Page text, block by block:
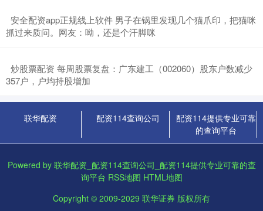
​安全配资app正规线上软件 男子在锅里发现几个猫爪印，把猫咪
抓过来质问。网友：呦，还是个汗脚咪
​炒股票配资 每周股票复盘：广东建工（002060）股东户数减少
357户，户均持股增加
联华配资 配资114查询公司
配资114提供专业可靠
的查询平台
Powered by 联华配资_配资114查询公司_配资114提供专业可靠的查
询平台 RSS地图 HTML地图
Copyright © 2009-2029 联华证券 版权所有